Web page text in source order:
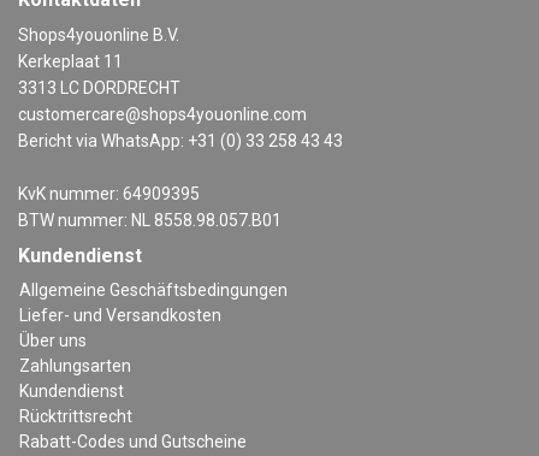
Shops4youonline B.V.
Kerkeplaat 11
3313 LC DORDRECHT
customercare@shops4youonline.com
Bericht via WhatsApp: +31 (0) 33 258 43 43
KvK nummer: 64909395
BTW nummer: NL 8558.98.057.B01
Kundendienst
Allgemeine Geschäftsbedingungen
Liefer- und Versandkosten
Über uns
Zahlungsarten
Kundendienst
Rücktrittsrecht
Rabatt-Codes und Gutscheine